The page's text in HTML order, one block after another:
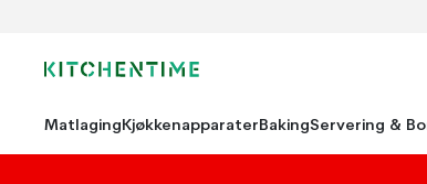
MatlagingKjøkkenapparaterBakingServering &